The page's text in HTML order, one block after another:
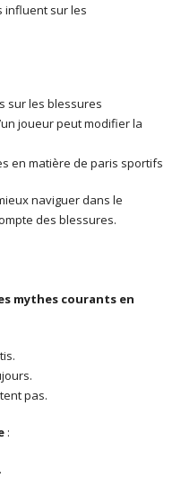
influent sur les
sur les blessures
joueur peut modifier la
en matière de paris sportifs
naviguer dans le
des blessures.
mythes courants en
pas.
: